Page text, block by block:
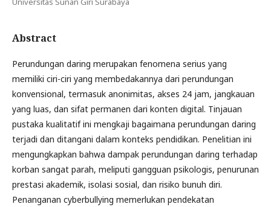
Abstract
Perundungan daring merupakan fenomena serius yang
memiliki ciri-ciri yang membedakannya dari perundungan
konvensional, termasuk anonimitas, akses 24 jam, jangkauan
yang luas, dan sifat permanen dari konten digital. Tinjauan
pustaka kualitatif ini mengkaji bagaimana perundungan daring
terjadi dan ditangani dalam konteks pendidikan. Penelitian ini
mengungkapkan bahwa dampak perundungan daring terhadap
korban sangat parah, meliputi gangguan psikologis, penurunan
prestasi akademik, isolasi sosial, dan risiko bunuh diri.
Penanganan cyberbullying memerlukan pendekatan